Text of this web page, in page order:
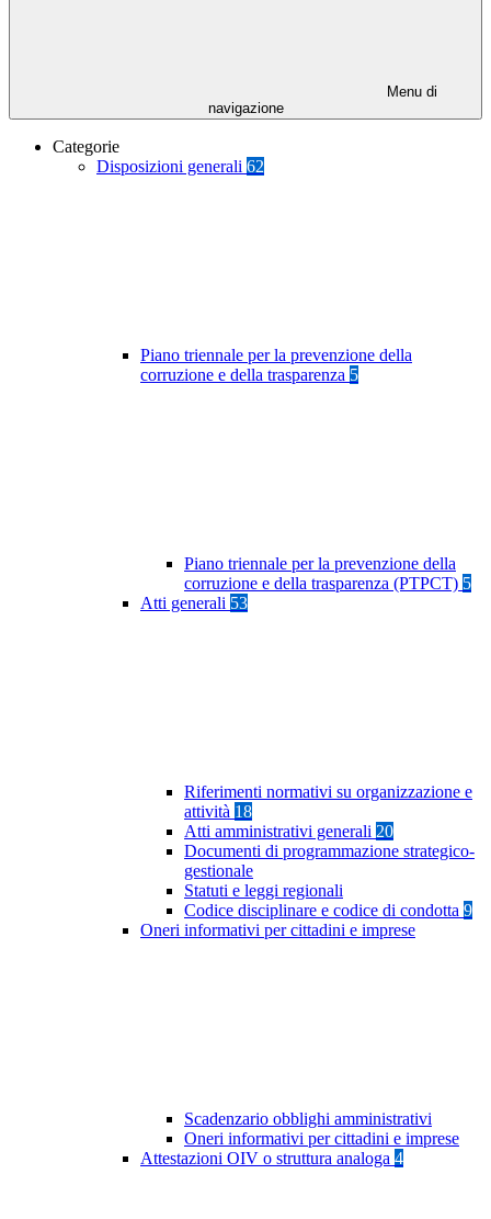
Menu di
navigazione
Categorie
Disposizioni generali 62
Piano triennale per la prevenzione della
corruzione e della trasparenza 5
Piano triennale per la prevenzione della
corruzione e della trasparenza (PTPCT) 5
Atti generali 53
Riferimenti normativi su organizzazione e
attività 18
Atti amministrativi generali 20
Documenti di programmazione strategico-
gestionale
Statuti e leggi regionali
Codice disciplinare e codice di condotta 9
Oneri informativi per cittadini e imprese
Scadenzario obblighi amministrativi
Oneri informativi per cittadini e imprese
Attestazioni OIV o struttura analoga 4